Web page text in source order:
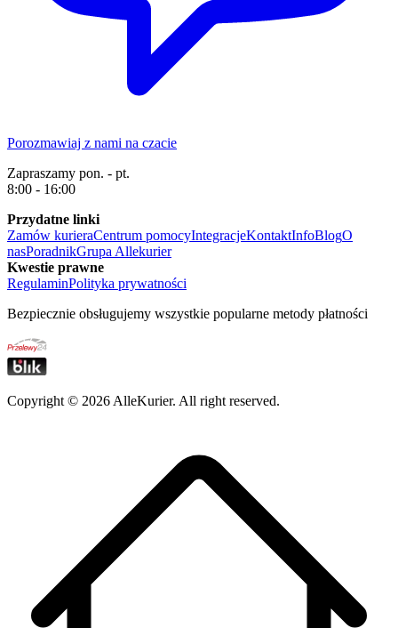
Porozmawiaj z nami na czacie
Zapraszamy pon. - pt.
8:00 - 16:00
Przydatne linki
Zamów kurieraCentrum pomocyIntegracjeKontaktInfoBlogO
nasPoradnikGrupa Allekurier
Kwestie prawne
RegulaminPolityka prywatności
Bezpiecznie obsługujemy wszystkie popularne metody płatności
Copyright © 2026 AlleKurier. All right reserved.